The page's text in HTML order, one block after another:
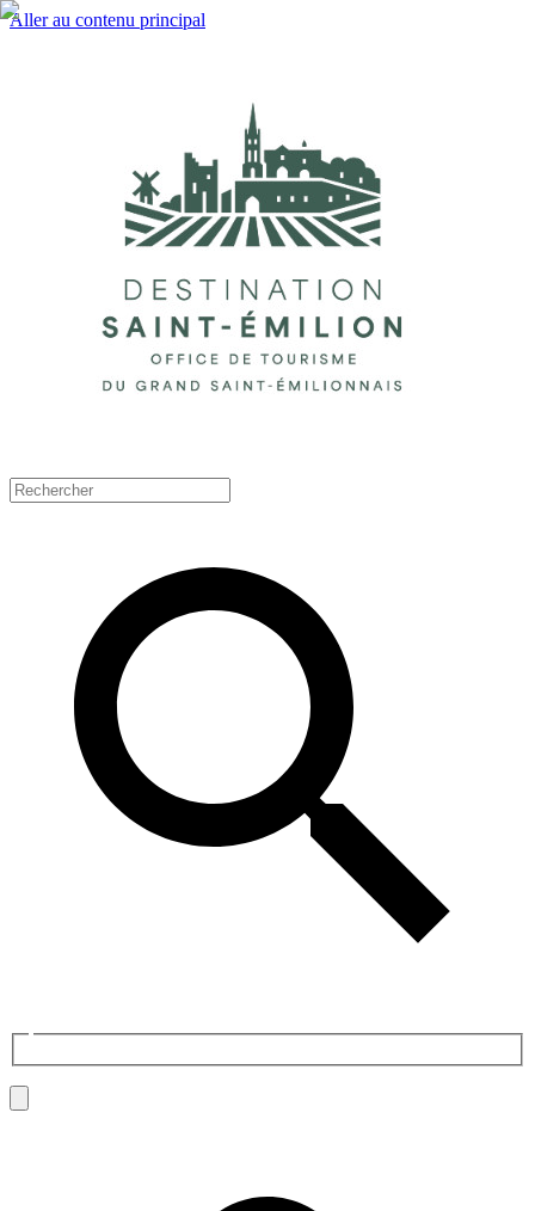
Aller au contenu principal